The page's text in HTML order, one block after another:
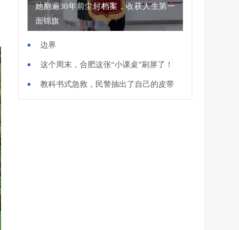
她翻遍30年前尘封档案，收获人生第一
面锦旗
边界
这个周末，合肥这张“小课桌”刷屏了！
教科书式急救，民警抽出了自己的皮带